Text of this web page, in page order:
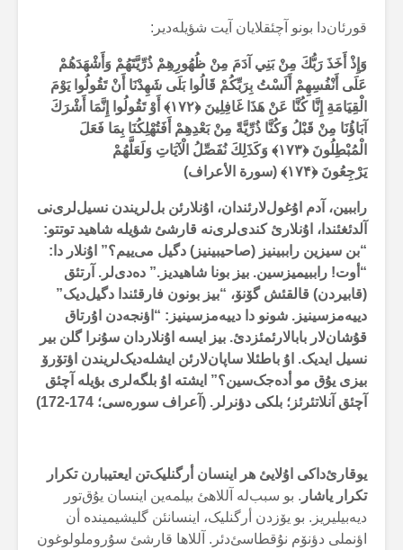
قورئان‌دا بونو آچئقلایان آیت شؤیلەدیر:
وَإِذْ أَخَذَ رَبُّكَ مِنْ بَنِي آدَمَ مِنْ ظُهُورِهِمْ ذُرِّيَّتَهُمْ وَأَشْهَدَهُمْ
عَلَى أَنْفُسِهِمْ أَلَسْتُ بِرَبِّكُمْ قَالُوا بَلَى شَهِدْنَا أَنْ تَقُولُوا يَوْمَ
الْقِيَامَةِ إِنَّا كُنَّا عَنْ هَذَا غَافِلِينَ ﴿۱۷۲﴾ أَوْ تَقُولُوا إِنَّمَا أَشْرَكَ
آبَاؤُنَا مِنْ قَبْلُ وَكُنَّا ذُرِّيَّةً مِنْ بَعْدِهِمْ أَفَتُهْلِكُنَا بِمَا فَعَلَ
الْمُبْطِلُونَ ﴿۱۷۳﴾ وَكَذَلِكَ نُفَصِّلُ الْآيَاتِ وَلَعَلَّهُمْ
يَرْجِعُونَ ﴿۱۷۴﴾ (سورة الأعراف)
راببین، آدم اۇغول‌لارئندان، اۇنلارئن بل‌لریندن نسیل‌لری‌نی
آلدئغئندا، اۇنلارئ کندی‌لری‌نە قارشئ شؤیلە شاهید توتتو:
“بن سیزین راببینیز (صاحیبینیز) دگیل می‌ییم؟” اۇنلار دا:
“أوت! راببیمیزسین. بیز بونا شاهیدیز.” دەدی‌لر. آرتئق
(قابیردن) قالقئش گۆنۆ، “بیز بونون فارقئندا دگیل‌دیک”
دییەمزسینیز. شونو دا دییەمزسینیز: “اؤنجەدن اۇرتاق
قۇشان‌لار بابالارئمئزدئ. بیز ایسە اۇنلاردان سۇنرا گلن بیر
نسیل ایدیک. اۇ باطئلا ساپان‌لارئن ایشلەدیک‌لریندن اؤتۆرۆ
بیزی یۇق مو أدەجک‌سین؟” ایشتە اۇ بلگەلری بؤیلە آچئق
آچئق آنلاتئرئز؛ بلکی دؤنرلر. (آعراف سورەسی؛ 174-172)
یوقارئ‌داکی اۇلایئ هر اینسان أرگنلیک‌تن ایعتیبارن تکرار
تکرار یاشار . بو سبب‌لە آللاهئ بیلمەین اینسان یۇق‌تور
دیەبیلیریز. بو یۆزدن أرگنلیک، اینسانئن گلیشیمیندە أن
اؤنملی دؤنۆم نۇقطاسئ‌دئر. آللاها قارشئ سۇروملولوغون